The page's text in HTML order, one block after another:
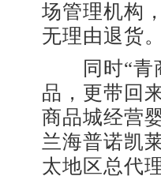
场管理机构
无理由退货
同时“青商
品，更带回
商品城经营
兰海普诺凯
太地区总代